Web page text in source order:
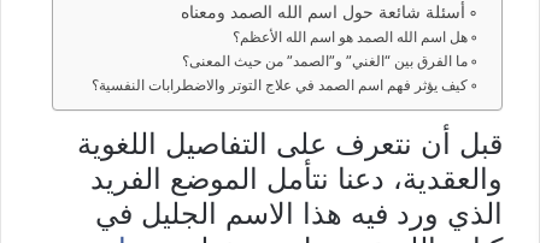
أسئلة شائعة حول اسم الله الصمد ومعناه
هل اسم الله الصمد هو اسم الله الأعظم؟
ما الفرق بين “الغني” و”الصمد” من حيث المعنى؟
كيف يؤثر فهم اسم الصمد في علاج التوتر والاضطرابات النفسية؟
قبل أن نتعرف على التفاصيل اللغوية
والعقدية، دعنا نتأمل الموضع الفريد
الذي ورد فيه هذا الاسم الجليل في